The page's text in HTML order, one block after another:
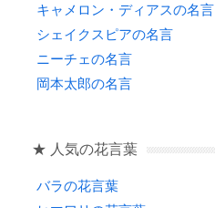
キャメロン・ディアスの名言
シェイクスピアの名言
ニーチェの名言
岡本太郎の名言
★ 人気の花言葉
バラの花言葉